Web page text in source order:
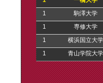
1 駒澤大学
1 専修大学
1 横浜国立大学
1 青山学院大学